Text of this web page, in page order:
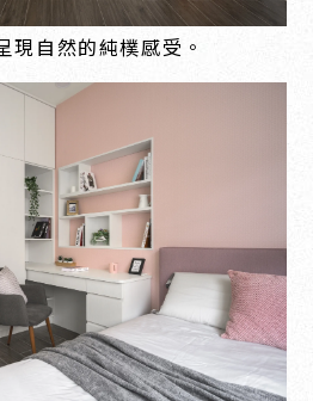
現自然的純樸感受。